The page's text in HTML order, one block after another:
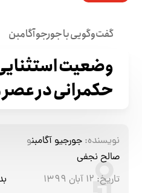
گفت‌و‌گویی با جورجو آگامبن
وضعیت
حکمرانی در عصر
نویسنده: جورجیو آگامبنو
صالح نجفی
تاریخ: ۱۲ آبان ۱۳۹۹